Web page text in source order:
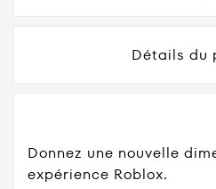
Détails du
Donnez une nouvelle
expérience Roblox.